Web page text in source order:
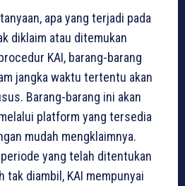
apa yang terjadi pada
diklaim atau ditemukan
KAI, barang-barang
jangka waktu tertentu akan
Barang-barang ini akan
platform yang tersedia
mudah mengklaimnya.
yang telah ditentukan
tak diambil, KAI mempunyai